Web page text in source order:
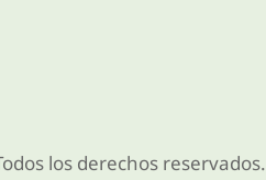
los derechos reservados.